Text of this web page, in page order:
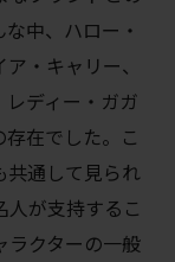
中、ハロー・
・キャリー、
ディー・ガガ
在でした。こ
共通して見られ
が支持するこ
ラクターの一般